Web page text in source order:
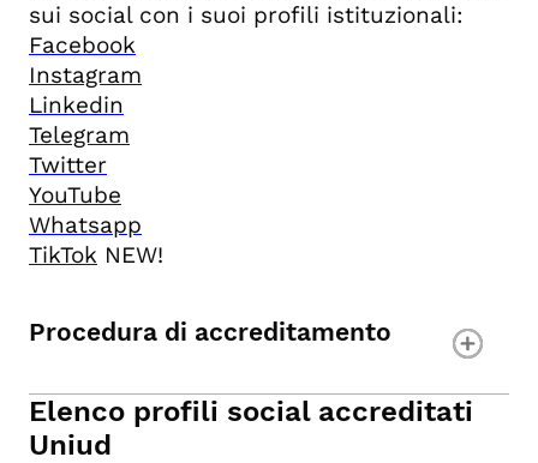
sui social con i suoi profili istituzionali:
Facebook
Instagram
Linkedin
Telegram
Twitter
YouTube
Whatsapp
TikTok NEW!
Procedura di accreditamento
Elenco profili social accreditati
Uniud